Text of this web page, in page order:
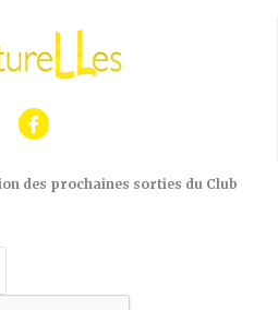
des prochaines sorties du Club